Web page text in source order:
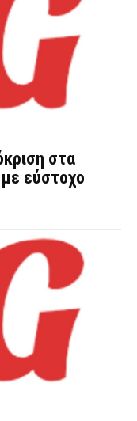
στα
εύστοχο